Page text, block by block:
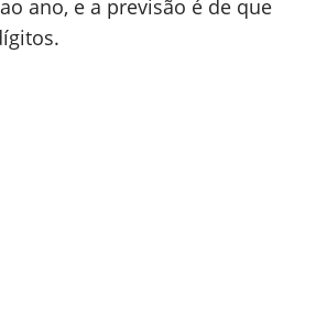
ano, e a previsão é de que